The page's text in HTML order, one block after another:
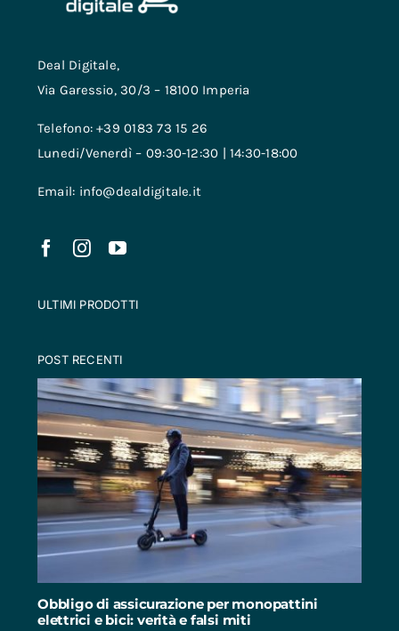
Deal Digitale,
Via Garessio, 30/3 – 18100 Imperia
Telefono: +39 0183 73 15 26
Lunedi/Venerdì – 09:30-12:30 | 14:30-18:00
Email: info@dealdigitale.it
ULTIMI PRODOTTI
POST RECENTI
Obbligo di assicurazione per monopattini
elettrici e bici: verità e falsi miti